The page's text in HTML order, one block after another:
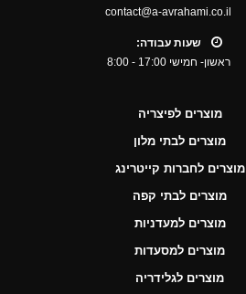
contact@a-avrahami.co.il
שעות עבודה:
ראשון- חמישי 17:00 - 8:00
מוצרים לפיצריה
מוצרים לבתי מלון
מוצרים לחברות קייטרינג
מוצרים לבתי קפה
מוצרים למעדניות
מוצרים למסעדות
מוצרים לגלידריה